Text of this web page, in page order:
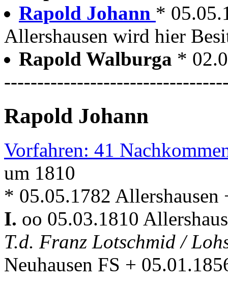
Rapold Johann *
Allershausen wird hier
Rapold Walburga *
Rapold Johann
Vorfahren: 41
um 1810
* 05.05.1782 Allershausen
I. oo 05.03.1810
T.d. Franz Lotschmid /
Neuhausen FS +